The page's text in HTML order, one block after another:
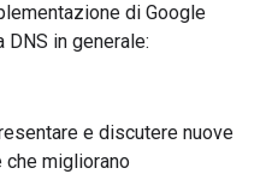
di Google
in generale:
e discutere nuove
migliorano